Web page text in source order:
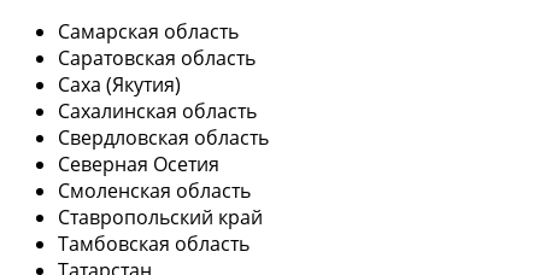
Самарская область
Саратовская область
Саха (Якутия)
Сахалинская область
Свердловская область
Северная Осетия
Смоленская область
Ставропольский край
Тамбовская область